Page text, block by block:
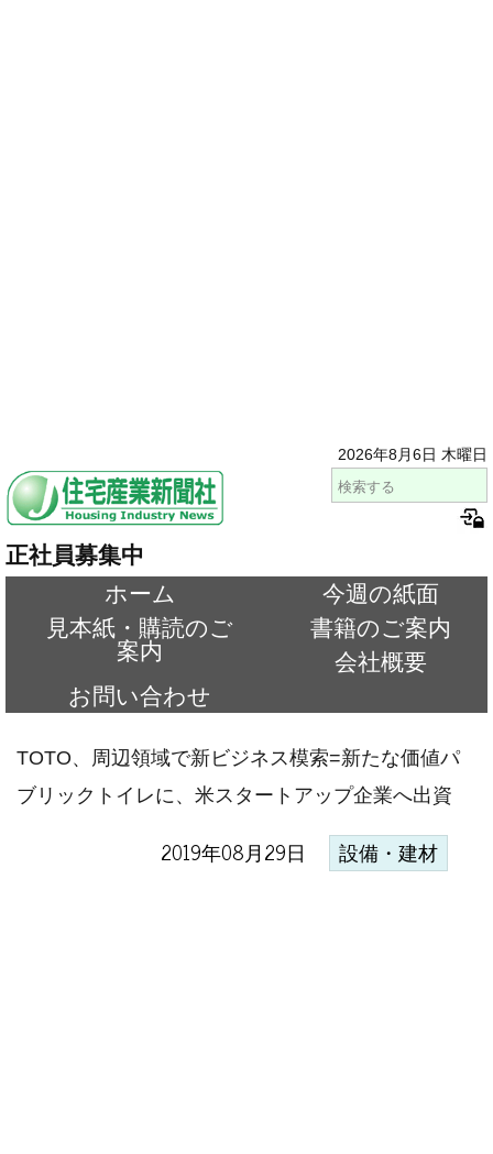
2026年8月6日 木曜日
正社員募集中
ホーム
今週の紙面
見本紙・購読のご
案内
書籍のご案内
会社概要
お問い合わせ
TOTO、周辺領域で新ビジネス模索=新たな価値パ
ブリックトイレに、米スタートアップ企業へ出資
2019年08月29日 設備・建材